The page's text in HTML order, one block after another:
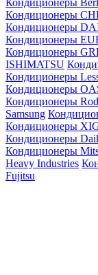
Кондиционеры
Кондиционеры
Кондиционеры
Кондиционеры
Кондиционеры
ISHIMATSU
Кондиционеры
Кондиционеры
Кондиционеры
Samsung
Кондиционеры
Кондиционеры
Кондиционеры
Heavy Industries
Fujitsu